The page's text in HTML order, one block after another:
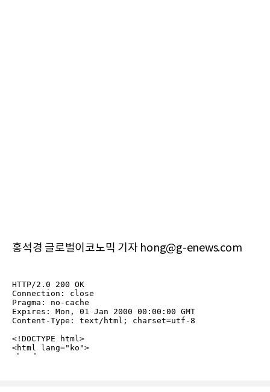
홍석경 글로벌이코노믹 기자 hong@g-enews.com